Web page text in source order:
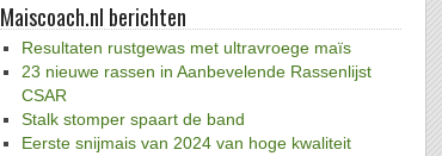
Maiscoach.nl berichten
Resultaten rustgewas met ultravroege maïs
23 nieuwe rassen in Aanbevelende Rassenlijst
CSAR
Stalk stomper spaart de band
Eerste snijmais van 2024 van hoge kwaliteit